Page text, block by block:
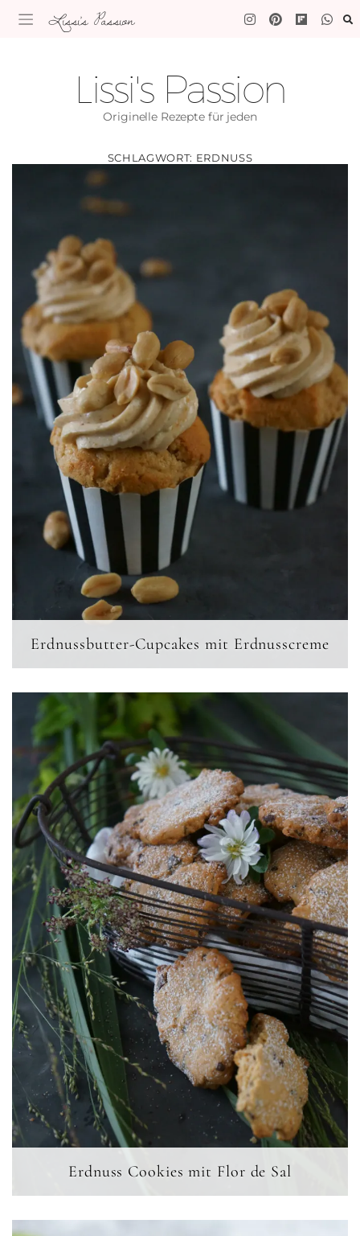
Lissi's Passion
Lissi's Passion
Originelle Rezepte für jeden
SCHLAGWORT: ERDNUSS
Erdnussbutter-Cupcakes mit Erdnusscreme
Erdnuss Cookies mit Flor de Sal